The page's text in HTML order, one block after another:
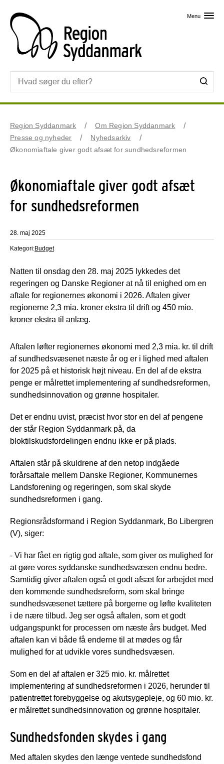
Menu
Region Syddanmark
Om Region Syddanmark
Presse og nyheder
Nyhedsarkiv
Økonomiaftale giver godt afsæt for sundhedsreformen
Økonomiaftale giver godt afsæt
for sundhedsreformen
28. maj 2025
Kategori:Budget
Natten til onsdag den 28. maj 2025 lykkedes det
regeringen og Danske Regioner at nå til enighed om en
aftale for regionernes økonomi i 2026. Aftalen giver
regionerne 2,3 mia. kroner ekstra til drift og 450 mio.
kroner ekstra til anlæg.
Aftalen løfter regionernes økonomi med 2,3 mia. kr. til drift
af sundhedsvæsenet næste år og er i lighed med aftalen
for 2025 på et historisk højt niveau. En del af de ekstra
penge er målrettet implementering af sundhedsreformen,
sundhedsinnovation og grønne hospitaler.
Det er endnu uvist, præcist hvor stor en del af pengene
der står Region Syddanmark på, da
bloktilskudsfordelingen endnu ikke er på plads.
Aftalen står på skuldrene af den netop indgåede
forårsaftale mellem Danske Regioner, Kommunernes
Landsforening og regeringen, som skal skyde
sundhedsreformen i gang.
Regionsrådsformand i Region Syddanmark, Bo Libergren
(V), siger:
- Vi har fået en rigtig god aftale, som giver os mulighed for
at gøre vores syddanske sundhedsvæsen endnu bedre.
Samtidig giver aftalen også et godt afsæt for arbejdet med
den kommende sundhedsreform, som skal bringe
sundhedsvæsenet tættere på borgerne og løfte kvaliteten
i de nære tilbud. Jeg ser også aftalen, som et godt
udgangspunkt for processen om næste års budget. Med
aftalen kan vi både få enderne til at mødes og får
mulighed for at udvikle vores sundhedsvæsen.
Som en del af aftalen er 325 mio. kr. målrettet
implementering af sundhedsreformen i 2026, herunder til
patientrettet forebyggelse og akutsygepleje, og 60 mio. kr.
er målrettet sundhedsinnovation og grønne hospitaler.
Sundhedsfonden skydes i gang
Med aftalen skydes den længe ventede sundhedsfond